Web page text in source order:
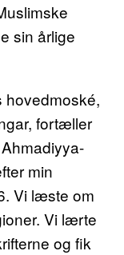
sin årlige
hovedmoské,
fortæller
min
Vi læste om
Vi lærte
og fik